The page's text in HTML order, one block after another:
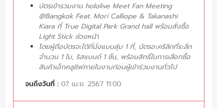
บัตรเข้ารวมงาน hololive Meet Fan Meeting
@Bangkok Feat. Mori Calliope & Takanashi
Kiara ที่ True Digital Park Grand hall พร้อมสั่งซื้อ
Light Stick ล่วงหน้า
โดยผู้ถือบัตรจะได้ที่นั่งแบบสุ่ม 1 ที่, บัตรอะคริลิกที่ระลึก
จำนวน 1 ใบ, ริสแบนด์ 1 ชิ้น, พร้อมสิทธิ์ในการเลือกซื้อ
สินค้าเอ็กคลูซิฟภายในงานก่อนผู้เข้าร่วมงานทั่วไป
จนถึงวันที่ : 07 เม.ย. 2567 11:00